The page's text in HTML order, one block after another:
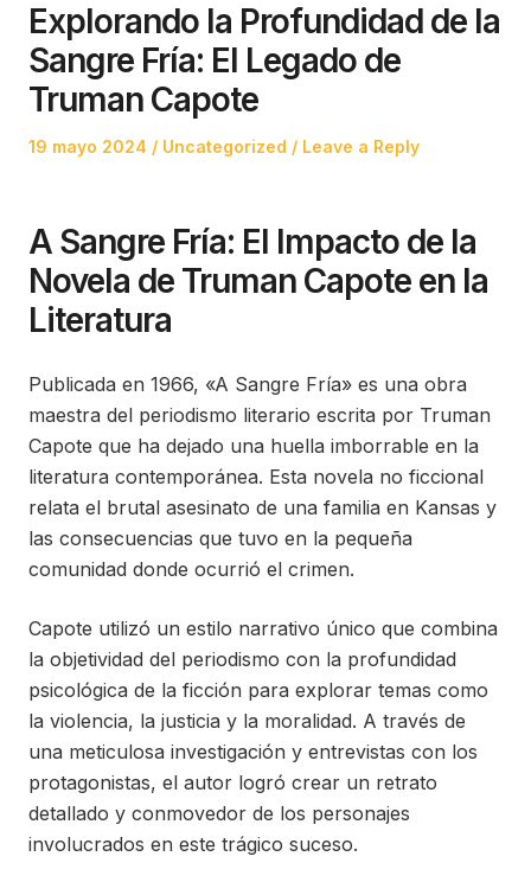
Explorando la Profundidad de la
Sangre Fría: El Legado de
Truman Capote
Posted
19 mayo 2024
Posted
Uncategorized Leave a Reply
A Sangre Fría: El Impacto de la
Novela de Truman Capote en la
Literatura
Publicada en 1966, «A Sangre Fría» es una obra
maestra del periodismo literario escrita por Truman
Capote que ha dejado una huella imborrable en la
literatura contemporánea. Esta novela no ficcional
relata el brutal asesinato de una familia en Kansas y
las consecuencias que tuvo en la pequeña
comunidad donde ocurrió el crimen.
Capote utilizó un estilo narrativo único que combina
la objetividad del periodismo con la profundidad
psicológica de la ficción para explorar temas como
la violencia, la justicia y la moralidad. A través de
una meticulosa investigación y entrevistas con los
protagonistas, el autor logró crear un retrato
detallado y conmovedor de los personajes
involucrados en este trágico suceso.